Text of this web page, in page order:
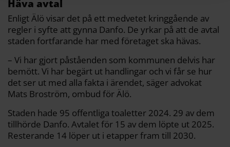
Häva avtal
Enligt Älö visar det på ett medvetet kringgående av
regler i syfte att gynna Danfo. De yrkar på att de avtal
staden fortfarande har med företaget ska hävas.
– Vi har gjort påståenden som kommunen delvis har
bemött. Vi har begärt ut handlingar och vi får se hur
det ser ut med alla fakta i ärendet, säger advokat
Mats Broström, ombud för Älö.
Staden hade 95 offentliga toaletter 2024. 29 av dem
tillhörde Danfo. Avtalet för 15 av dem löpte ut 2025.
Resterande 14 löper ut i etapper fram till 2030.